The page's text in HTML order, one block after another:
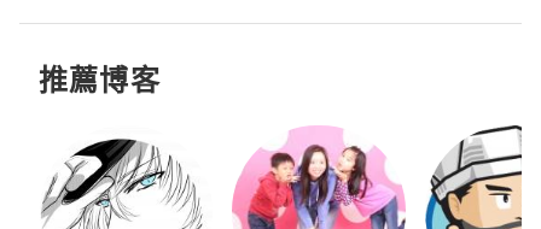
推薦博客